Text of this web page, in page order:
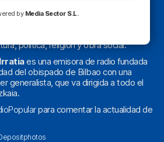
1960 haciendo radio en Bilbao.
política, religión y obra social.
es una emisora de radio fundada
del obispado de Bilbao con una
generalista, que va dirigida a todo el
para comentar la actualidad de
by Media Sector S.L.